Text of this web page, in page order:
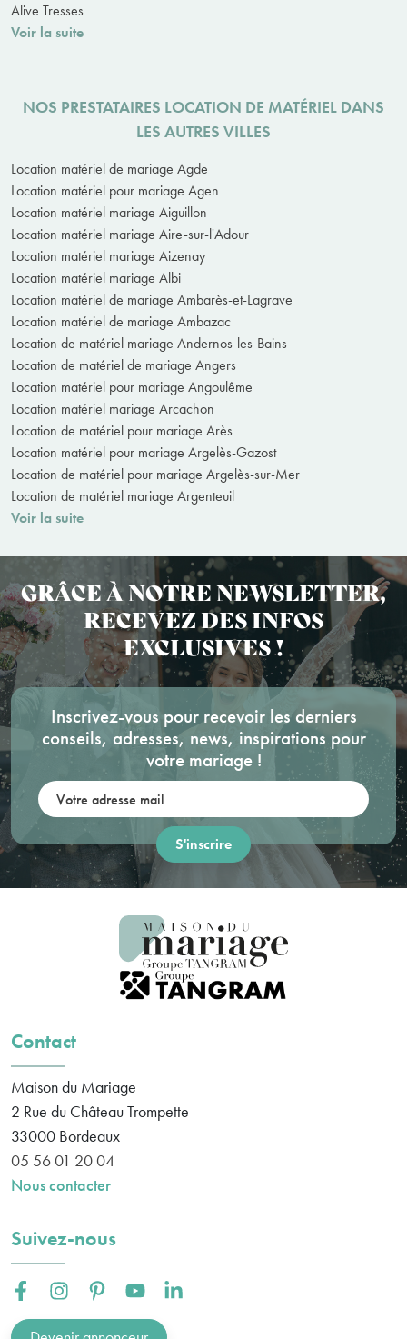
Alive Tresses
Voir la suite
NOS PRESTATAIRES LOCATION DE MATÉRIEL DANS
LES AUTRES VILLES
Location matériel de mariage Agde
Location matériel pour mariage Agen
Location matériel mariage Aiguillon
Location matériel mariage Aire-sur-l'Adour
Location matériel mariage Aizenay
Location matériel mariage Albi
Location matériel de mariage Ambarès-et-Lagrave
Location matériel de mariage Ambazac
Location de matériel mariage Andernos-les-Bains
Location de matériel de mariage Angers
Location matériel pour mariage Angoulême
Location matériel mariage Arcachon
Location de matériel pour mariage Arès
Location matériel pour mariage Argelès-Gazost
Location de matériel pour mariage Argelès-sur-Mer
Location de matériel mariage Argenteuil
Voir la suite
GRÂCE À NOTRE NEWSLETTER,
RECEVEZ DES INFOS
EXCLUSIVES !
Inscrivez-vous pour recevoir les derniers
conseils, adresses, news, inspirations pour
votre mariage !
Contact
Maison du Mariage
2 Rue du Château Trompette
33000 Bordeaux
05 56 01 20 04
Nous contacter
Suivez-nous
Facebook :Instagram :Pinterest :Youtube :Linkedin :